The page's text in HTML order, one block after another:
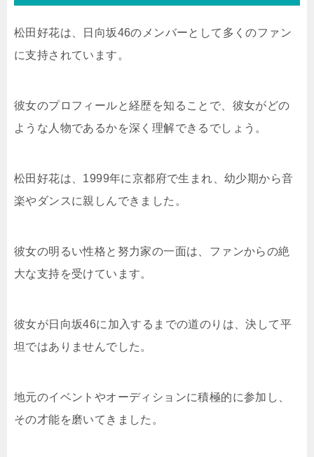
松田好花は、日向坂46のメンバーとして多くのファン
に支持されています。
彼女のプロフィールと経歴を知ることで、彼女がどの
ような人物であるかを深く理解できるでしょう。
松田好花は、1999年に京都府で生まれ、幼少期から音
楽やダンスに親しんできました。
彼女の明るい性格と努力家の一面は、ファンからの絶
大な支持を受けています。
彼女が日向坂46に加入するまでの道のりは、決して平
坦ではありませんでした。
地元のイベントやオーディションに積極的に参加し、
その才能を磨いてきました。